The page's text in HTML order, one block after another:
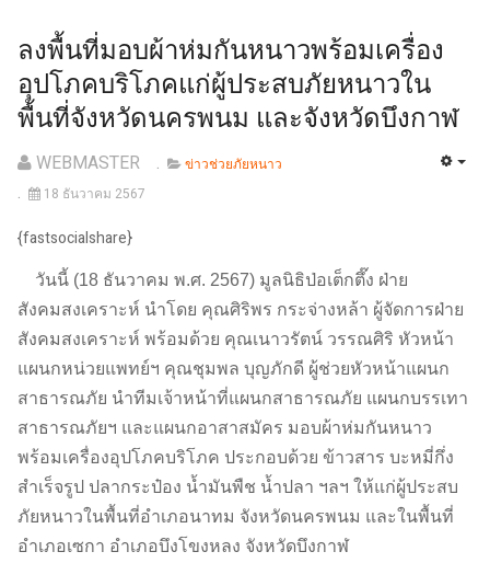
ลงพื้นที่มอบผ้าห่มกันหนาวพร้อมเครื่อง
อุปโภคบริโภคแก่ผู้ประสบภัยหนาวใน
พื้นที่จังหวัดนครพนม และจังหวัดบึงกาฬ
WEBMASTER
ข่าวช่วยภัยหนาว
18 ธันวาคม 2567
{fastsocialshare}
วันนี้ (18 ธันวาคม พ.ศ. 2567) มูลนิธิป่อเต็กตึ๊ง ฝ่าย
สังคมสงเคราะห์ นำโดย คุณศิริพร กระจ่างหล้า ผู้จัดการฝ่าย
สังคมสงเคราะห์ พร้อมด้วย คุณเนาวรัตน์ วรรณศิริ หัวหน้า
แผนกหน่วยแพทย์ฯ คุณชุมพล บุญภักดี ผู้ช่วยหัวหน้าแผนก
สาธารณภัย นำทีมเจ้าหน้าที่แผนกสาธารณภัย แผนกบรรเทา
สาธารณภัยฯ และแผนกอาสาสมัคร มอบผ้าห่มกันหนาว
พร้อมเครื่องอุปโภคบริโภค ประกอบด้วย ข้าวสาร บะหมี่กึ่ง
สำเร็จรูป ปลากระป๋อง น้ำมันพืช น้ำปลา ฯลฯ ให้แก่ผู้ประสบ
ภัยหนาวในพื้นที่อำเภอนาทม จังหวัดนครพนม และในพื้นที่
อำเภอเซกา อำเภอบึงโขงหลง จังหวัดบึงกาฬ